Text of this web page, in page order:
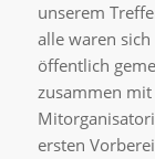
unserem
alle waren
öffentlich
zusammen mit
ersten